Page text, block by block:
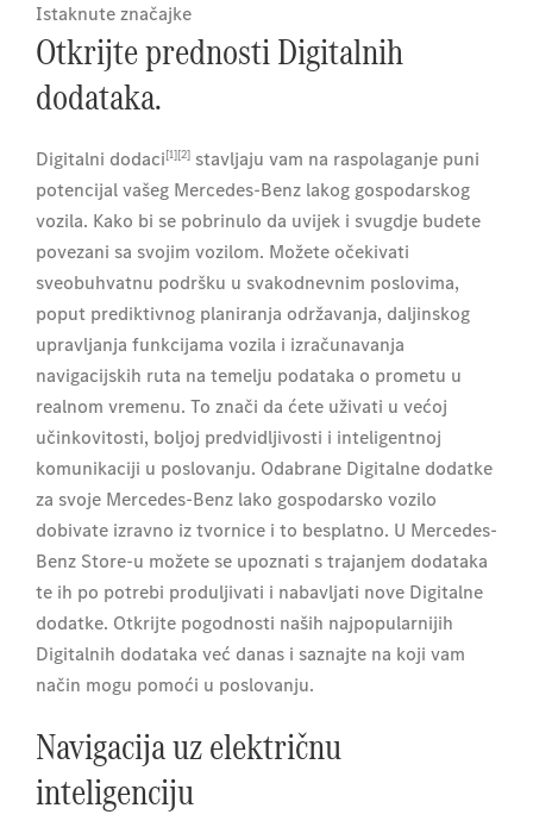
Istaknute značajke
Otkrijte prednosti Digitalnih
dodataka.
Digitalni dodaci[1][2] stavljaju vam na raspolaganje puni
potencijal vašeg Mercedes-Benz lakog gospodarskog
vozila. Kako bi se pobrinulo da uvijek i svugdje budete
povezani sa svojim vozilom. Možete očekivati
sveobuhvatnu podršku u svakodnevnim poslovima,
poput prediktivnog planiranja održavanja, daljinskog
upravljanja funkcijama vozila i izračunavanja
navigacijskih ruta na temelju podataka o prometu u
realnom vremenu. To znači da ćete uživati u većoj
učinkovitosti, boljoj predvidljivosti i inteligentnoj
komunikaciji u poslovanju. Odabrane Digitalne dodatke
za svoje Mercedes-Benz lako gospodarsko vozilo
dobivate izravno iz tvornice i to besplatno. U Mercedes-
Benz Store-u možete se upoznati s trajanjem dodataka
te ih po potrebi produljivati i nabavljati nove Digitalne
dodatke. Otkrijte pogodnosti naših najpopularnijih
Digitalnih dodataka već danas i saznajte na koji vam
način mogu pomoći u poslovanju.
Navigacija uz električnu
inteligenciju